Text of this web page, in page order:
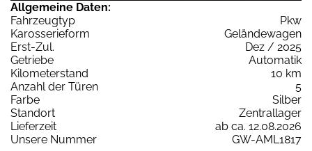
Allgemeine Daten:
Fahrzeugtyp
Pkw
Karosserieform
Geländewagen
Erst-Zul.
Dez / 2025
Getriebe
Automatik
Kilometerstand
10 km
Anzahl der Türen
5
Farbe
Silber
Standort
Zentrallager
Lieferzeit
ab ca. 12.08.2026
Unsere Nummer
GW-AML1817